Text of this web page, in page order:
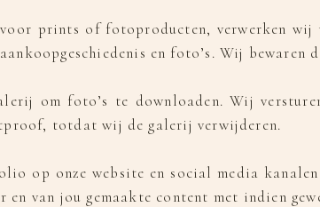
prints of fotoproducten, verwerken wij
en foto’s. Wij
om foto’s te downloaden. Wij
totdat wij de galerij verwijderen.
op onze website en social media
van jou gemaakte content met indien